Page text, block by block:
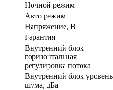
Ночной режим
Авто режим
Напряжение, В
Гарантия
Внутренний блок
горизонтальная
регулировка потока
Внутренний блок уровень
шума, дБа